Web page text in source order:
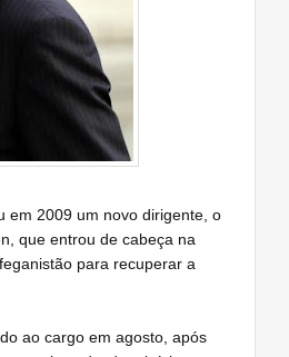
em 2009 um novo dirigente, o
que entrou de cabeça na
para recuperar a
ao cargo em agosto, após